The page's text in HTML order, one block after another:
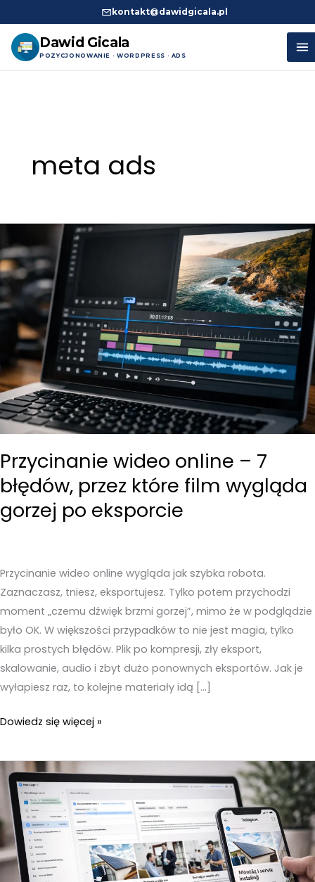
kontakt@dawidgicala.pl
Dawid Gicala
POZYCJONOWANIE · WORDPRESS · ADS
meta ads
Przycinanie wideo online – 7
błędów, przez które film wygląda
gorzej po eksporcie
Przycinanie wideo online wygląda jak szybka robota.
Zaznaczasz, tniesz, eksportujesz. Tylko potem przychodzi
moment „czemu dźwięk brzmi gorzej”, mimo że w podglądzie
było OK. W większości przypadków to nie jest magia, tylko
kilka prostych błędów. Plik po kompresji, zły eksport,
skalowanie, audio i zbyt dużo ponownych eksportów. Jak je
wyłapiesz raz, to kolejne materiały idą […]
Przycinanie
online
błędów,
przez
które
film
Dowiedz się więcej »